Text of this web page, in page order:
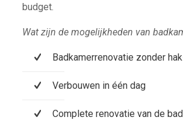
budget.
Wat zijn de mogelijkheden van
Badkamerrenovatie zonder
Verbouwen in één dag
Complete renovatie van de